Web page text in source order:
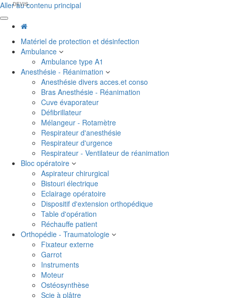
Aller au contenu principal
Matériel de protection et désinfection
Ambulance
Ambulance type A1
Anesthésie - Réanimation
Anesthésie divers acces.et conso
Bras Anesthésie - Réanimation
Cuve évaporateur
Défibrillateur
Mélangeur - Rotamètre
Respirateur d'anesthésie
Respirateur d'urgence
Respirateur - Ventilateur de réanimation
Bloc opératoire
Aspirateur chirurgical
Bistouri électrique
Eclairage opératoire
Dispositif d'extension orthopédique
Table d'opération
Réchauffe patient
Orthopédie - Traumatologie
Fixateur externe
Garrot
Instruments
Moteur
Ostéosynthèse
Scie à plâtre
DEVIS